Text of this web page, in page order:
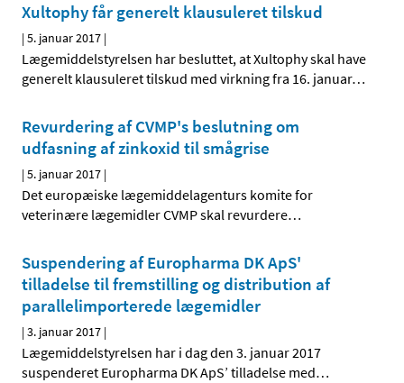
Xultophy får generelt klausuleret tilskud
|5. januar 2017 |
Lægemiddelstyrelsen har besluttet, at Xultophy skal have
generelt klausuleret tilskud med virkning fra 16. januar…
Revurdering af CVMP's beslutning om
udfasning af zinkoxid til smågrise
|5. januar 2017 |
Det europæiske lægemiddelagenturs komite for
veterinære lægemidler CVMP skal revurdere…
Suspendering af Europharma DK ApS'
tilladelse til fremstilling og distribution af
parallelimporterede lægemidler
|3. januar 2017 |
Lægemiddelstyrelsen har i dag den 3. januar 2017
suspenderet Europharma DK ApS’ tilladelse med…